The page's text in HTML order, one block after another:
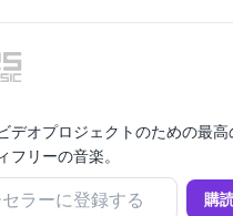
デオプロジェクトのための最
フリーの音楽。
ラーに登録する 購